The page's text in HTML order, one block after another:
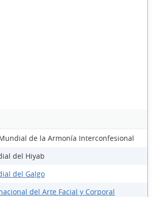
de la Armonía Interconfesional
del Hiyab
del Galgo
del Arte Facial y Corporal